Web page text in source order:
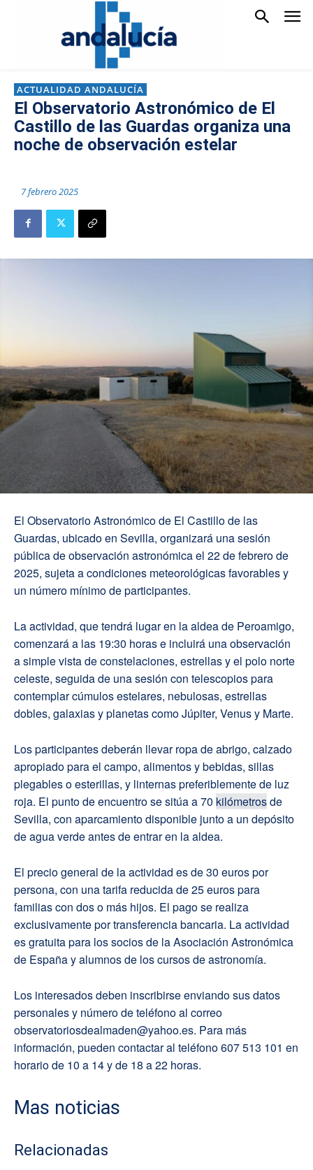
ACTUALIDAD ANDALUCÍA
El Observatorio Astronómico de El
Castillo de las Guardas organiza una
noche de observación estelar
7 febrero 2025
El Observatorio Astronómico de El Castillo de las
Guardas, ubicado en Sevilla, organizará una sesión
pública de observación astronómica el 22 de febrero de
2025, sujeta a condiciones meteorológicas favorables y
un número mínimo de participantes.
La actividad, que tendrá lugar en la aldea de Peroamigo,
comenzará a las 19:30 horas e incluirá una observación
a simple vista de constelaciones, estrellas y el polo norte
celeste, seguida de una sesión con telescopios para
contemplar cúmulos estelares, nebulosas, estrellas
dobles, galaxias y planetas como Júpiter, Venus y Marte.
Los participantes deberán llevar ropa de abrigo, calzado
apropiado para el campo, alimentos y bebidas, sillas
plegables o esterillas, y linternas preferiblemente de luz
roja. El punto de encuentro se sitúa a 70 kilómetrosde
Sevilla, con aparcamiento disponible junto a un depósito
de agua verde antes de entrar en la aldea.
El precio general de la actividad es de 30 euros por
persona, con una tarifa reducida de 25 euros para
familias con dos o más hijos. El pago se realiza
exclusivamente por transferencia bancaria. La actividad
es gratuita para los socios de la Asociación Astronómica
de España y alumnos de los cursos de astronomía.
Los interesados deben inscribirse enviando sus datos
personales y número de teléfono al correo
observatoriosdealmaden@yahoo.es. Para más
información, pueden contactar al teléfono 607 513 101 en
horario de 10 a 14 y de 18 a 22 horas.
Mas noticias
Relacionadas